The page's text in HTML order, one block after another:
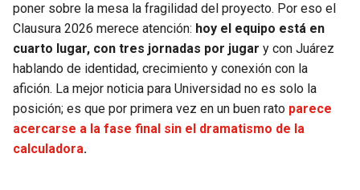
poner sobre la mesa la fragilidad del proyecto. Por eso el
Clausura 2026 merece atención: hoy el equipo está en
cuarto lugar, con tres jornadas por jugar y con Juárez
hablando de identidad, crecimiento y conexión con la
afición. La mejor noticia para Universidad no es solo la
posición; es que por primera vez en un buen rato parece
acercarse a la fase final sin el dramatismo de la
calculadora.